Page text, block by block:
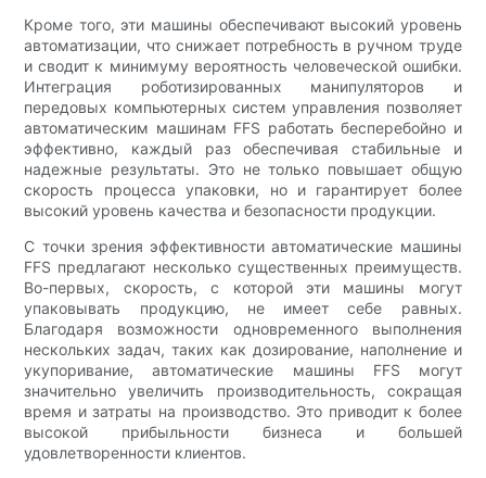
Кроме того, эти машины обеспечивают высокий уровень
автоматизации, что снижает потребность в ручном труде
и сводит к минимуму вероятность человеческой ошибки.
Интеграция роботизированных манипуляторов и
передовых компьютерных систем управления позволяет
автоматическим машинам FFS работать бесперебойно и
эффективно, каждый раз обеспечивая стабильные и
надежные результаты. Это не только повышает общую
скорость процесса упаковки, но и гарантирует более
высокий уровень качества и безопасности продукции.
С точки зрения эффективности автоматические машины
FFS предлагают несколько существенных преимуществ.
Во-первых, скорость, с которой эти машины могут
упаковывать продукцию, не имеет себе равных.
Благодаря возможности одновременного выполнения
нескольких задач, таких как дозирование, наполнение и
укупоривание, автоматические машины FFS могут
значительно увеличить производительность, сокращая
время и затраты на производство. Это приводит к более
высокой прибыльности бизнеса и большей
удовлетворенности клиентов.